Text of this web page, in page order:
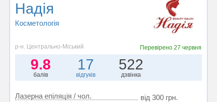
Надія
Косметологія
р-н. Центрально-Міський Перевірено27 червня
9.8
балів
17
відгуків
522
дзвінка
Лазерна епіляція / чол. від 300 грн.